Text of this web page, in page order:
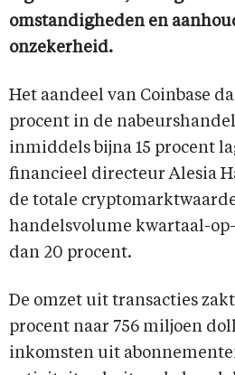
omstandigheden en
onzekerheid.
Het aandeel van Coinbase
procent in de
inmiddels bijna 15 procent
financieel directeur Alesia
de totale
handelsvolume kwartaal-
dan 20 procent.
De omzet uit transacties
procent naar 756 miljoen
inkomsten uit